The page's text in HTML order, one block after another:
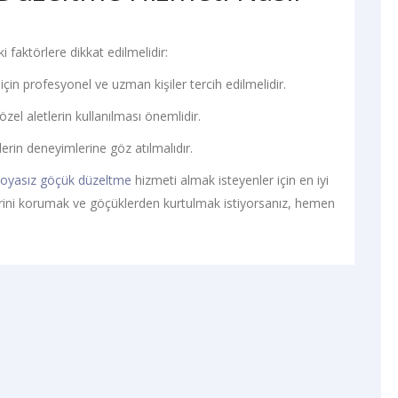
faktörlere dikkat edilmelidir:
profesyonel ve uzman kişiler tercih edilmelidir.
aletlerin kullanılması önemlidir.
deneyimlerine göz atılmalıdır.
göçük düzeltme hizmeti almak isteyenler için en iyi
korumak ve göçüklerden kurtulmak istiyorsanız, hemen